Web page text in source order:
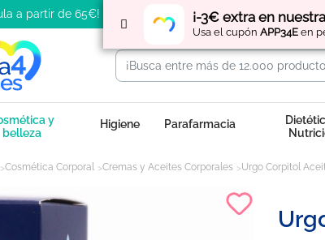
¡-3€ extra en
Usa el cupón APP34E en
a partir de 65€!
y
belleza
Higiene Parafarmacia
Cosmética Corporal Cremas y Aceites Corporales Urgo Corpitol